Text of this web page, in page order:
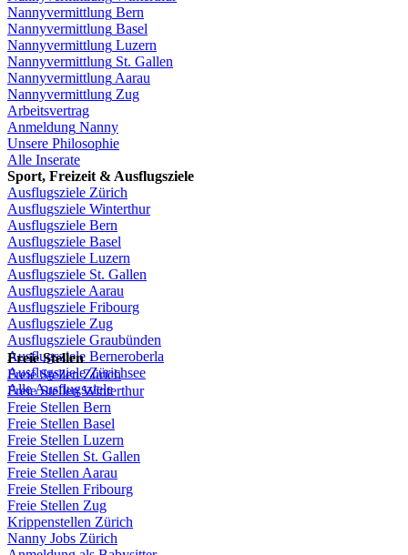
Nannyvermittlung Bern
Nannyvermittlung Basel
Nannyvermittlung Luzern
Nannyvermittlung St. Gallen
Nannyvermittlung Aarau
Nannyvermittlung Zug
Arbeitsvertrag
Anmeldung Nanny
Unsere Philosophie
Alle Inserate
Sport, Freizeit & Ausflugsziele
Ausflugsziele Zürich
Ausflugsziele Winterthur
Ausflugsziele Bern
Ausflugsziele Basel
Ausflugsziele Luzern
Ausflugsziele St. Gallen
Ausflugsziele Aarau
Ausflugsziele Fribourg
Ausflugsziele Zug
Ausflugsziele Graubünden
Ausflugsziele Berneroberla
Ausflugsziele Zürichsee
Alle Ausflugsziele
Freie Stellen
Freie Stellen Zürich
Freie StellenWinterthur
Freie Stellen Bern
Freie Stellen Basel
Freie Stellen Luzern
Freie Stellen St. Gallen
Freie Stellen Aarau
Freie Stellen Fribourg
Freie Stellen Zug
Krippenstellen Zürich
Nanny Jobs Zürich